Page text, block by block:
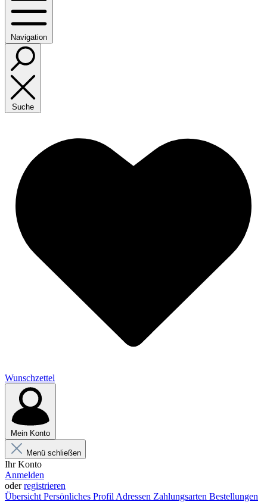
Navigation
Suche
Wunschzettel
Mein Konto
Menü schließen
Ihr Konto
Anmelden
oderregistrieren
Übersicht Persönliches Profil Adressen Zahlungsarten Bestellungen